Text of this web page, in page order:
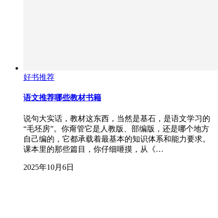
好书推荐
语文推荐哪些教材书籍
说句大实话，教材这东西，当然是基石，是语文学习的
“毛坯房”。你甭管它是人教版、部编版，还是哪个地方
自己编的，它都承载着最基本的知识体系和能力要求。
课本里的那些篇目，你仔细咂摸，从《…
2025年10月6日